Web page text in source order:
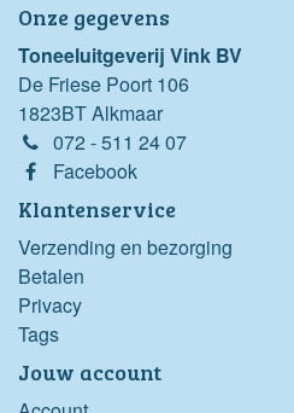
Onze gegevens
Toneeluitgeverij Vink BV
De Friese Poort 106
1823BT Alkmaar
072 - 511 24 07
Facebook
Klantenservice
Verzending en bezorging
Betalen
Privacy
Tags
Jouw account